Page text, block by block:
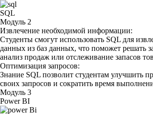
SQL
Модуль 2
Извлечение необходимой информации:
Студенты смогут использовать SQL для
данных из баз данных, что поможет решать
анализ продаж или отслеживание запасов
Оптимизация запросов:
Знание SQL позволит студентам улучшить
своих запросов и сократить время
Модуль 3
Power BI